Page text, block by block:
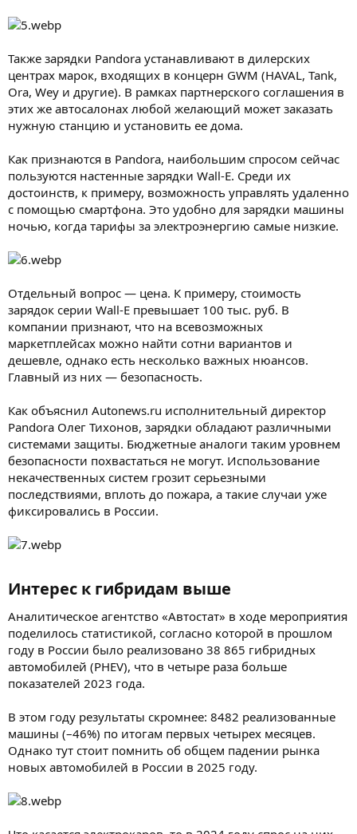
Также зарядки Pandora устанавливают в дилерских
центрах марок, входящих в концерн GWM (HAVAL, Tank,
Ora, Wеy и другие). В рамках партнерского соглашения в
этих же автосалонах любой желающий может заказать
нужную станцию и установить ее дома.
Как признаются в Pandora, наибольшим спросом сейчас
пользуются настенные зарядки Wall-E. Среди их
достоинств, к примеру, возможность управлять удаленно
с помощью смартфона. Это удобно для зарядки машины
ночью, когда тарифы за электроэнергию самые низкие.
Отдельный вопрос — цена. К примеру, стоимость
зарядок серии Wall-E превышает 100 тыс. руб. В
компании признают, что на всевозможных
маркетплейсах можно найти сотни вариантов и
дешевле, однако есть несколько важных нюансов.
Главный из них — безопасность.
Как объяснил Autonews.ru исполнительный директор
Pandora Олег Тихонов, зарядки обладают различными
системами защиты. Бюджетные аналоги таким уровнем
безопасности похвастаться не могут. Использование
некачественных систем грозит серьезными
последствиями, вплоть до пожара, а такие случаи уже
фиксировались в России.
Интерес к гибридам выше​
Аналитическое агентство «Автостат» в ходе мероприятия
поделилось статистикой, согласно которой в прошлом
году в России было реализовано 38 865 гибридных
автомобилей (PHEV), что в четыре раза больше
показателей 2023 года.
В этом году результаты скромнее: 8482 реализованные
машины (–46%) по итогам первых четырех месяцев.
Однако тут стоит помнить об общем падении рынка
новых автомобилей в России в 2025 году.